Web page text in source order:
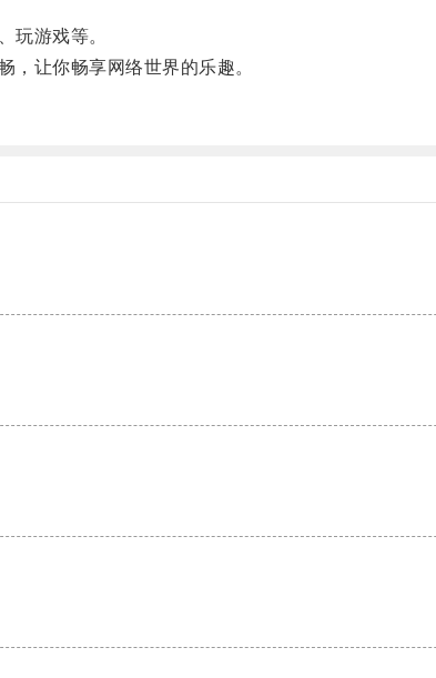
游戏等。
让你畅享网络世界的乐趣。